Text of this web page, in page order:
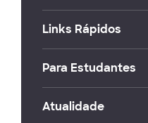
Links Rápidos
Para Estudantes
Atualidade